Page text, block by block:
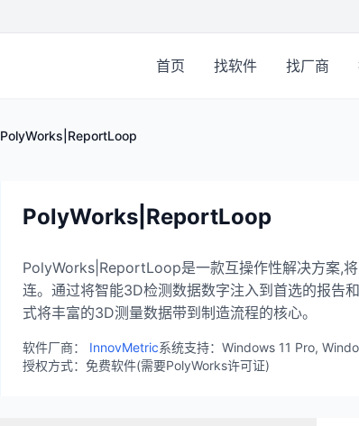
首页 找软件 找厂商
PolyWorks|ReportLoop
PolyWorks|ReportLoop
PolyWorks|ReportLoop是一款互操作性解决方案,
连。通过将智能3D检测数据数字注入到首选的报告
式将丰富的3D测量数据带到制造流程的核心。
软件厂商： InnovMetric系统支持：Windows 11 Pro,
授权方式：免费软件(需要PolyWorks许可证)